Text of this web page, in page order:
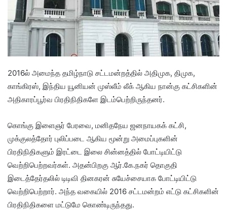
2016ல் அமைந்த தமிழ்நாடு சட்டமன்றத்தில் அதிமுக, திமுக,
காங்கிரஸ், இந்திய யூனியன் முஸ்லீம் லீக் ஆகிய நான்கு கட்சிகளின்
அதிகாரப்பூர்வ பிரதிநிதிகளே இடம்பெற்றிருந்தனர்.
கொங்கு இளைஞர் பேரவை, மனிதநேய ஜனநாயகக் கட்சி,
முக்குலத்தோர் புலிப்படை ஆகிய மூன்று அமைப்புகளின்
பிரதிநிதிகளும் இரட்டை இலை சின்னத்தில் போட்டியிட்டு
வெற்றிபெற்றவர்கள். அதன்பிறகு ஆர்.கே.நகர் தொகுதி
இடைத்தேர்தலில் டிடிவி தினகரன் சுயேச்சையாக போட்டியிட்டு
வெற்றிபெற்றார். அந்த வகையில் 2016 சட்டமன்றம் எட்டு கட்சிகளின்
பிரதிநிதிகளை மட்டுமே கொண்டிருந்தது.